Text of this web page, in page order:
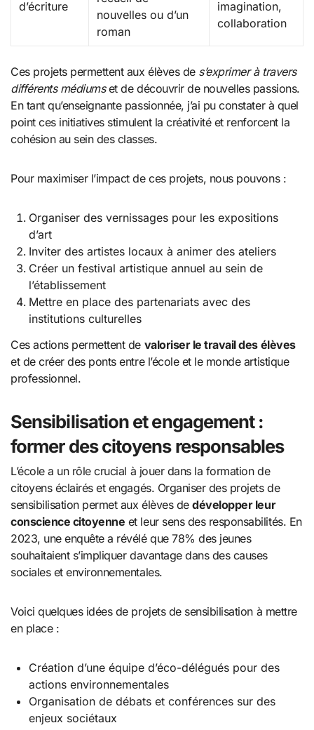
d’écriture
nouvelles ou d’un
roman
imagination,
collaboration
Ces projets permettent aux élèves de s’exprimer à travers
différents médiumset de découvrir de nouvelles passions.
En tant qu’enseignante passionnée, j’ai pu constater à quel
point ces initiatives stimulent la créativité et renforcent la
cohésion au sein des classes.
Pour maximiser l’impact de ces projets, nous pouvons :
Organiser des vernissages pour les expositions
d’art
Inviter des artistes locaux à animer des ateliers
Créer un festival artistique annuel au sein de
l’établissement
Mettre en place des partenariats avec des
institutions culturelles
Ces actions permettent de valoriser le travail des élèves
et de créer des ponts entre l’école et le monde artistique
professionnel.
Sensibilisation et engagement :
former des citoyens responsables
L’école a un rôle crucial à jouer dans la formation de
citoyens éclairés et engagés. Organiser des projets de
sensibilisation permet aux élèves dedévelopper leur
conscience citoyenne et leur sens des responsabilités. En
2023, une enquête a révélé que 78% des jeunes
souhaitaient s’impliquer davantage dans des causes
sociales et environnementales.
Voici quelques idées de projets de sensibilisation à mettre
en place :
Création d’une équipe d’éco-délégués pour des
actions environnementales
Organisation de débats et conférences sur des
enjeux sociétaux